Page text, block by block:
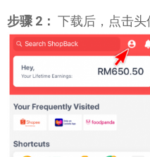
步骤 2： 下载后，点击头